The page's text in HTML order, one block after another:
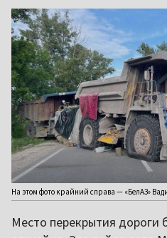
На этом фото крайний справа — «БелАЗ»
Место перекрытия дороги